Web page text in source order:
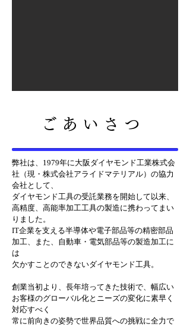
ご あ い さ つ
​弊社は、1979年に大阪ダイヤモンド工業株式会
社（現・株式会社アライドマテリアル）の協力
会社として、
ダイヤモンド工具の受託業務を開始して以来、
高精度、高能率加工工具の製造に携わってまい
りました。
IT企業を支える半導体や電子部品等の精密部品
加工、また、自動車・電気部品等の製造加工に
は
欠かすことのできないダイヤモンド工具。
創業当初より、長年培ってきた技術で、幅広い
お客様のグローバル化とニーズの変化に素早く
対応すべく
常に前向きの姿勢で世界品質への挑戦に全力で